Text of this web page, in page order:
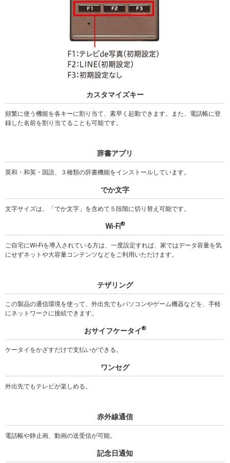
カスタマイズキー
頻繁に使う機能を各キーに割り当て、素早く起動できます。また、電話帳に登
録した名前を割り当てることも可能です。
辞書アプリ
英和・和英・国語、３種類の辞書機能をインストールしています。
でか文字
文字サイズは、「でか文字」を含めて５段階に切り替え可能です。
Wi-Fi®
ご自宅にWi-Fiを導入されている方は、一度設定すれば、家ではデータ容量を気
にせずネットや大容量コンテンツなどをご利用いただけます。
テザリング
この製品の通信環境を使って、外出先でもパソコンやゲーム機器などを、手軽
にネットワークに接続できます。
おサイフケータイ®
ケータイをかざすだけで支払いができる。
ワンセグ
外出先でもテレビが楽しめる。
赤外線通信
電話帳や静止画、動画の送受信が可能。
記念日通知